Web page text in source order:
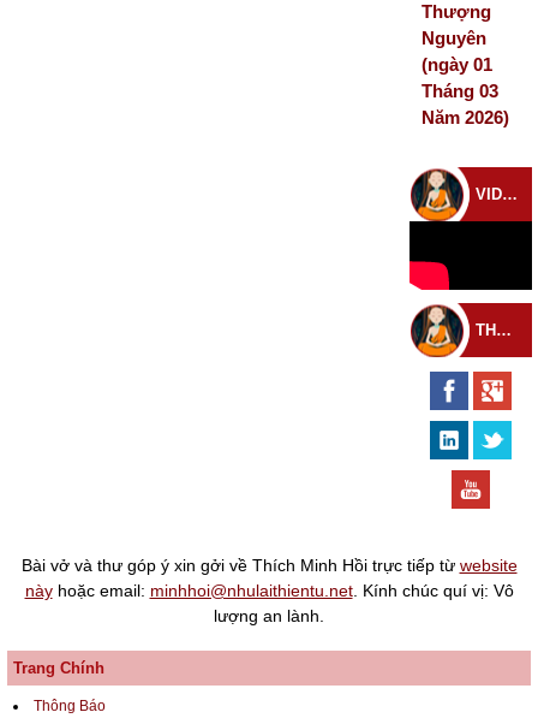
Thượng
Nguyên
(ngày 01
Tháng 03
Năm 2026)
VIDEO CHÙA
THEO DÕI THIỀN TỰ
Bài vở và thư góp ý xin gởi về Thích Minh Hồi trực tiếp từ website
nàyhoặc email: minhhoi@nhulaithientu.net. Kính chúc quí vị: Vô
lượng an lành.
Trang Chính
Thông Báo